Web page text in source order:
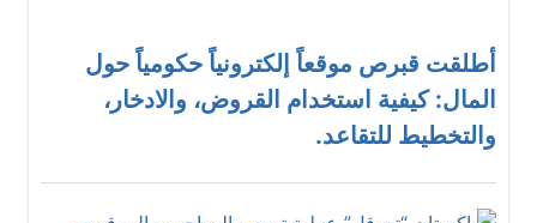
أطلقت قبرص موقعاً إلكترونياً حكومياً حول
المال: كيفية استخدام القروض، والادخار،
والتخطيط للتقاعد.